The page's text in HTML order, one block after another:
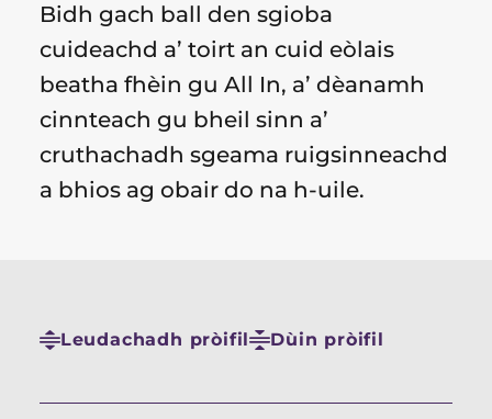
Bidh gach ball den sgioba
cuideachd a’ toirt an cuid eòlais
beatha fhèin gu All In, a’ dèanamh
cinnteach gu bheil sinn a’
cruthachadh sgeama ruigsinneachd
a bhios ag obair do na h-uile.
Leudachadh pròifil Dùin pròifil